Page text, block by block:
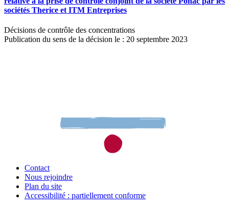
sociétés Therice et ITM Entreprises
Décisions de contrôle des concentrations
Publication du sens de la décision le : 20 septembre 2023
Contact
Nous rejoindre
Plan du site
Accessibilité : partiellement conforme